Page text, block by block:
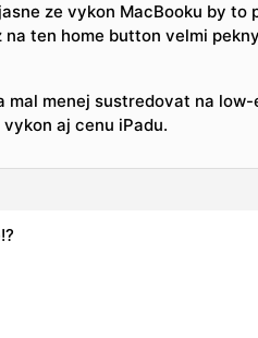
ze vykon MacBooku by to
ten home button velmi
mal menej sustredovat na
aj cenu iPadu.